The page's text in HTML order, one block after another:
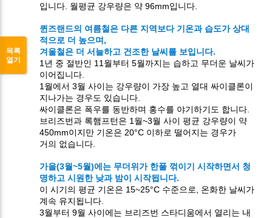
입니다. 월평균 강우량은 약 96mm입니다.
퀸즈랜드의 여름철은 다른 지역보다 기온과 습도가 상대
적으로 더 높으며,
겨울철은 더 서늘하고 건조한 날씨를 보입니다.
1년 중 절반인 11월부터 5월까지는 습하고 무더운 날씨가
이어집니다.
1월에서 3월 사이는 강우량이 가장 높고 열대 싸이클론이
지나가는 경우도 있습니다.
싸이클론은 폭우를 동반하며 홍수를 야기하기도 합니다.
브리즈번과 록햄프턴은 1월~3월 사이 평균 강우량이 약
450mm이지만 기온은 20°C 이하로 떨어지는 경우가
거의 없습니다.
가을(3월~5월)에는 무더위가 한풀 꺾이기 시작하면서 청
명하고 시원한 낮과 밤이 시작됩니다.
이 시기의 평균 기온은 15~25°C 수준으로, 온화한 날씨가
계속 유지됩니다.
3월부터 9월 사이에는 브리즈번 스타디움에서 열리는 내
목록
열기